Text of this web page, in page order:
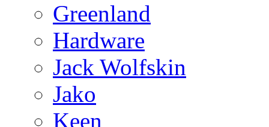
Greenland
Hardware
Jack Wolfskin
Jako
Keen